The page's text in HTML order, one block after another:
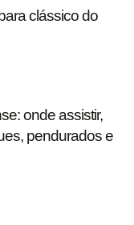
clássico do
onde assistir,
pendurados e